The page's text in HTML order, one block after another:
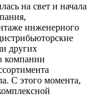
на свет и начала
инженерного
других
компании
С этого момента,